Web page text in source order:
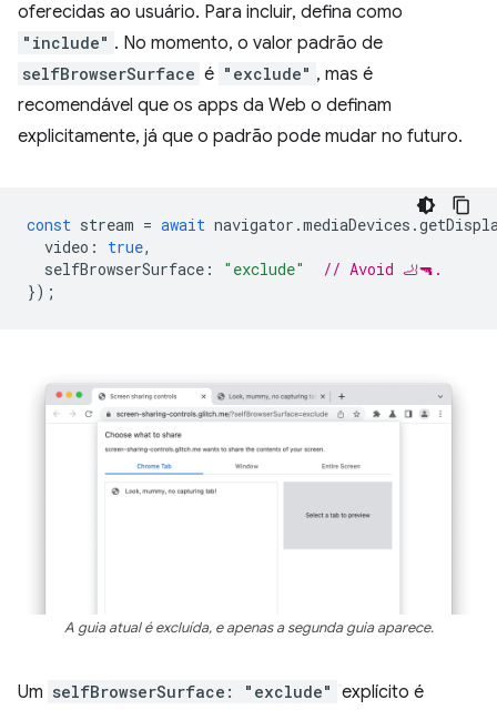
oferecidas ao usuário. Para incluir, defina como
"include" . No momento, o valor padrão de
selfBrowserSurface é "exclude" , mas é
recomendável que os apps da Web o definam
explicitamente, já que o padrão pode mudar no futuro.
const stream = await navigator .mediaDevices .
video : true,
selfBrowserSurface : "exclude"
// Avoid 🦶🔫.
});
A guia atual é excluída, e apenas a segunda guia aparece.
Um selfBrowserSurface: "exclude" explícito é